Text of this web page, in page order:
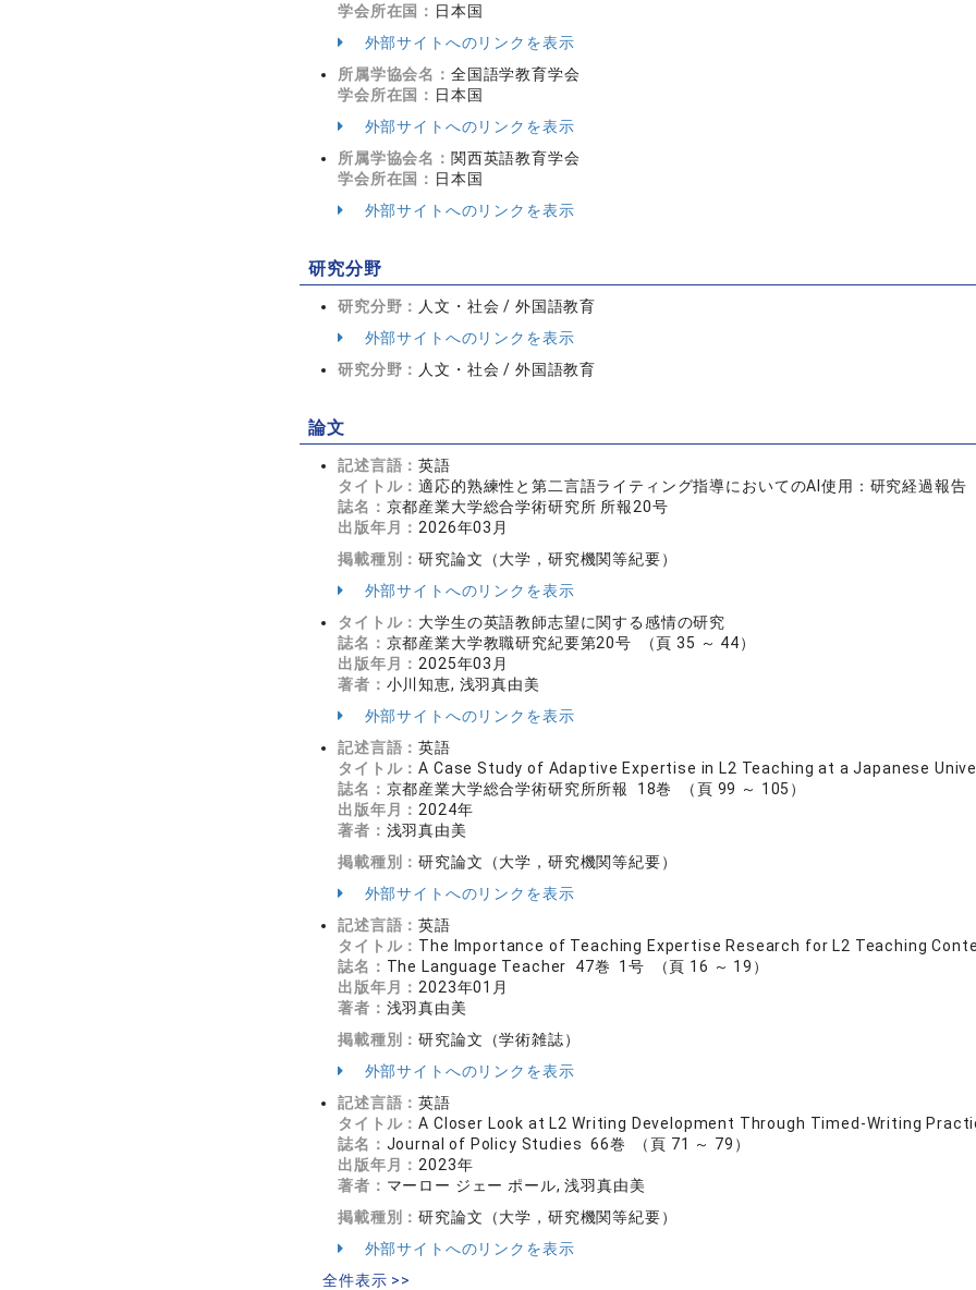
学会所在国： 日本国
外部サイトへのリンクを表示
所属学協会名： 全国語学教育学会
学会所在国： 日本国
外部サイトへのリンクを表示
所属学協会名： 関西英語教育学会
学会所在国： 日本国
外部サイトへのリンクを表示
研究分野
研究分野： 人文・社会 / 外国語教育
外部サイトへのリンクを表示
研究分野： 人文・社会 / 外国語教育
論文
記述言語：英語
タイトル：適応的熟練性と第二言語ライティング指導においてのAI使用：研究経過報告
誌名： 京都産業大学総合学術研究所 所報20号
出版年月： 2026年03月
掲載種別：研究論文（大学，研究機関等紀要）
外部サイトへのリンクを表示
タイトル： 大学生の英語教師志望に関する感情の研究
誌名： 京都産業大学教職研究紀要第20号 （頁 35 ～ 44）
出版年月： 2025年03月
著者： 小川知恵, 浅羽真由美
外部サイトへのリンクを表示
記述言語：英語
タイトル：A Case Study of Adaptive Expertise in L2 Teaching at a Japanese
誌名： 京都産業大学総合学術研究所所報 18巻 （頁 99 ～ 105）
出版年月： 2024年
著者： 浅羽真由美
掲載種別：研究論文（大学，研究機関等紀要）
外部サイトへのリンクを表示
記述言語：英語
タイトル： The Importance of Teaching Expertise Research for L2 Teaching
誌名： The Language Teacher 47巻 1号 （頁 16 ～ 19）
出版年月： 2023年01月
著者： 浅羽真由美
掲載種別：研究論文（学術雑誌）
外部サイトへのリンクを表示
記述言語：英語
タイトル：A Closer Look at L2 Writing Development Through Timed-Writing
誌名： Journal of Policy Studies 66巻 （頁 71 ～ 79）
出版年月： 2023年
著者： マーロー ジェー ポール, 浅羽真由美
掲載種別：研究論文（大学，研究機関等紀要）
外部サイトへのリンクを表示
全件表示 >>